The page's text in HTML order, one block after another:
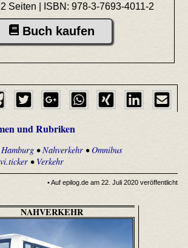
Seiten |
ISBN: 978-3-7693-4011-2
Buch kaufen
und Rubriken
Hamburg•Nahverkehr•Omnibus
• Verkehr
• Auf epilog.de am 22. Juli 2020 veröffentlicht
NAHVERKEHR